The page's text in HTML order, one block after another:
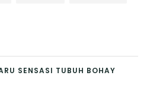
SENSASI TUBUH BOHAY